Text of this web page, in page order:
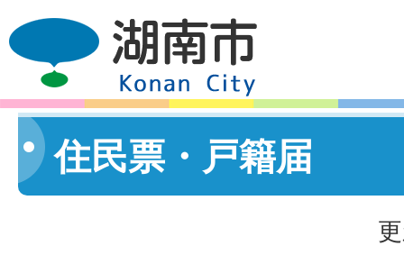
住民票・戸籍届